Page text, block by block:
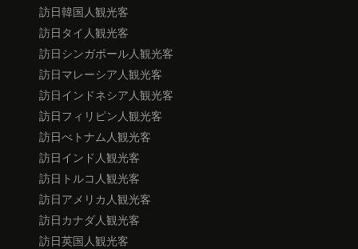
訪日韓国人観光客
訪日タイ人観光客
訪日シンガポール人観光客
訪日マレーシア人観光客
訪日インドネシア人観光客
訪日フィリピン人観光客
訪日べトナム人観光客
訪日インド人観光客
訪日トルコ人観光客
訪日アメリカ人観光客
訪日カナダ人観光客
訪日英国人観光客